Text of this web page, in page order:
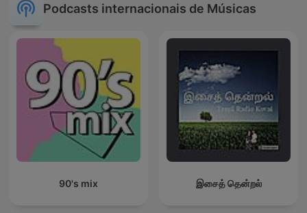
Podcasts internacionais de Músicas
90's mix இசைத் தென்றல்